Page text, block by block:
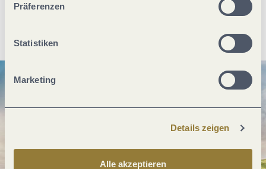
Präferenzen
Statistiken
Marketing
Details zeigen
Alle akzeptieren